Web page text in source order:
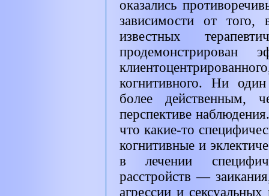
оказались
зависимости от
известных
продемонстрирован
когнитивного. Ни
более действенным,
перспективе
что какие-то
когнитивные и
в лечении
расстройств —
агрессии и